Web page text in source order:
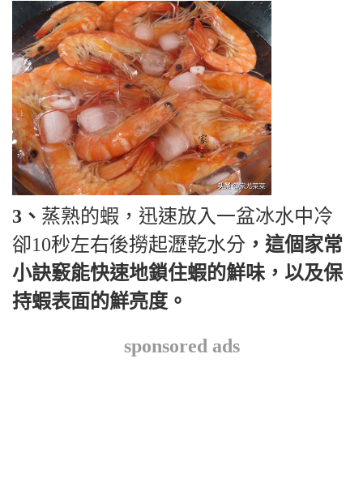
3、 蒸熟的蝦，迅速放入一盆冰水中冷
卻10秒左右後撈起瀝乾水分 ，這個家常
小訣竅能快速地鎖住蝦的鮮味，以及保
持蝦表面的鮮亮度。
sponsored ads